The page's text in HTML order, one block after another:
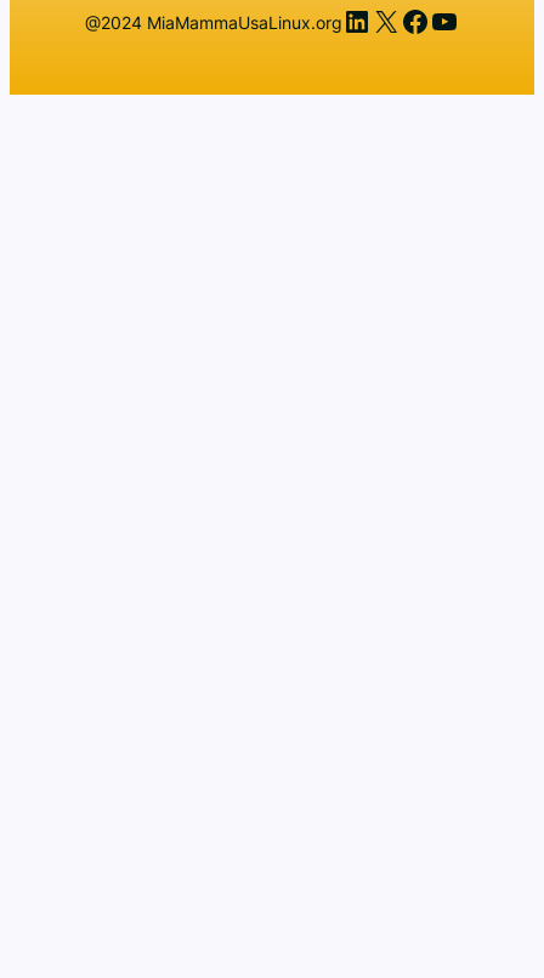
@2024 MiaMammaUsaLinux.org LinkedIn
X Facebook